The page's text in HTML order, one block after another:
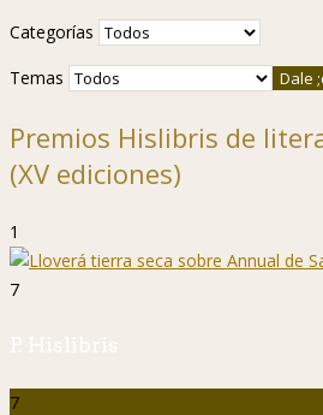
Categorías
Temas
Premios Hislibris de
(XV ediciones)
1
7
P. Hislibris
7